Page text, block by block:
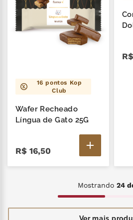
16 pontos Kop
Club
Wafer Recheado
Língua de Gato 25G
R$ 16,50
K
R$
Mostrando 24